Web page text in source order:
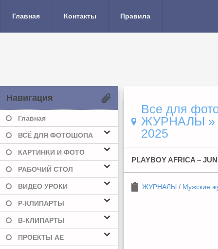
Главная Контакты Правила
Навигация
Главная
ВСЁ ДЛЯ ФОТОШОПА
КАРТИНКИ И ФОТО
РАБОЧИЙ СТОЛ
ВИДЕО УРОКИ
Р-КЛИПАРТЫ
В-КЛИПАРТЫ
ПРОЕКТЫ AE
Все для
ЖУРНАЛЫ »
2025
PLAYBOY AFRICA –
ЖУРНАЛЫ / Мужские